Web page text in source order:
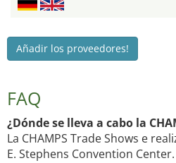
Añadir los proveedores!
FAQ
¿Dónde se lleva a cabo la
La CHAMPS Trade Shows e
E. Stephens Convention Center.